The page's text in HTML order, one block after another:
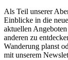
Als Teil unserer
Einblicke in die
aktuellen
anderen zu
Wanderung planst
mit unserem